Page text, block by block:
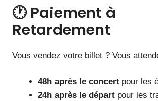
🕐 Paiement à
Retardement
Vous vendez votre billet ? Vous
48h après le concert pour les
24h après le départ pour les